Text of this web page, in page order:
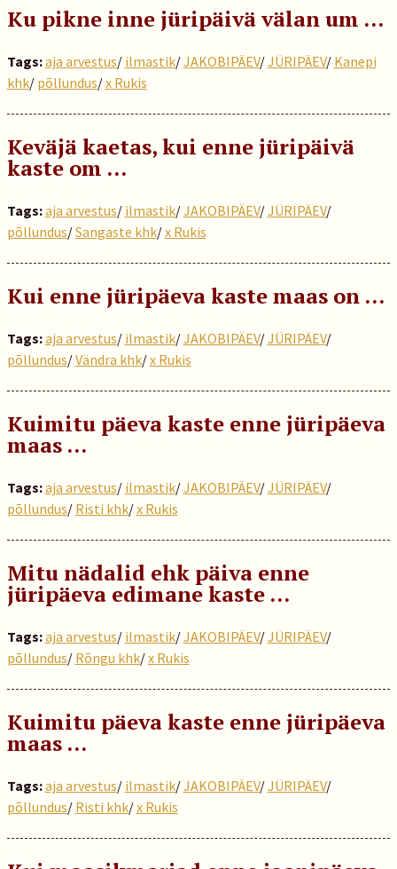
Ku pikne inne jüripäivä välan um …
Tags:aja arvestus/ ilmastik/JAKOBIPÄEV/JÜRIPÄEV/ Kanepi
khk/ põllundus/x Rukis
Keväjä kaetas, kui enne jüripäivä
kaste om ...
Tags:aja arvestus/ ilmastik/JAKOBIPÄEV/JÜRIPÄEV/
põllundus/Sangaste khk/x Rukis
Kui enne jüripäeva kaste maas on …
Tags:aja arvestus/ ilmastik/JAKOBIPÄEV/JÜRIPÄEV/
põllundus/Vändra khk/x Rukis
Kuimitu päeva kaste enne jüripäeva
maas …
Tags:aja arvestus/ ilmastik/JAKOBIPÄEV/JÜRIPÄEV/
põllundus/ Risti khk/x Rukis
Mitu nädalid ehk päiva enne
jüripäeva edimane kaste …
Tags:aja arvestus/ ilmastik/JAKOBIPÄEV/JÜRIPÄEV/
põllundus/ Rõngu khk/x Rukis
Kuimitu päeva kaste enne jüripäeva
maas …
Tags:aja arvestus/ ilmastik/JAKOBIPÄEV/JÜRIPÄEV/
põllundus/ Risti khk/x Rukis